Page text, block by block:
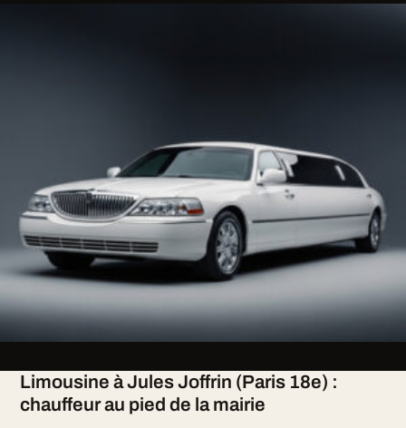
Limousine à Jules Joffrin (Paris 18e) :
chauffeur au pied de la mairie